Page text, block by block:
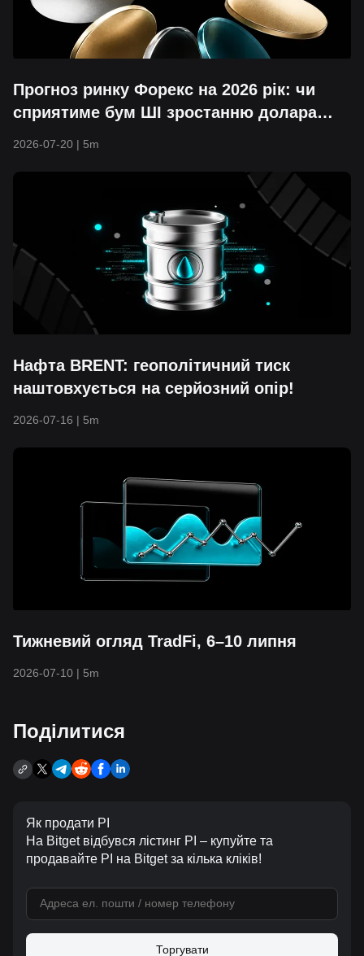
Прогноз ринку Форекс на 2026 рік: чи
сприятиме бум ШІ зростанню долара
2026-07-20 | 5m
Нафта BRENT: геополітичний тиск
наштовхується на серйозний опір!
2026-07-16 | 5m
Тижневий огляд TradFi, 6–10 липня
2026-07-10 | 5m
Поділитися
Як продати PI
На Bitget відбувся лістинг PI – купуйте та
продавайте PI на Bitget за кілька кліків!
Торгувати